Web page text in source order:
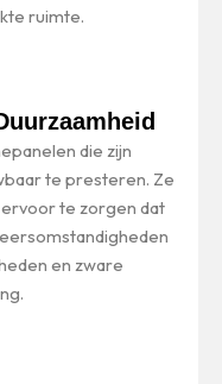
ruimte.
die zijn
te presteren. Ze
te zorgen dat
en zware